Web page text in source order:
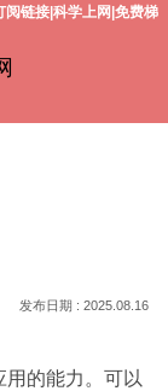
链接|科学上网|免费梯
2025.08.16
用的能力。可以